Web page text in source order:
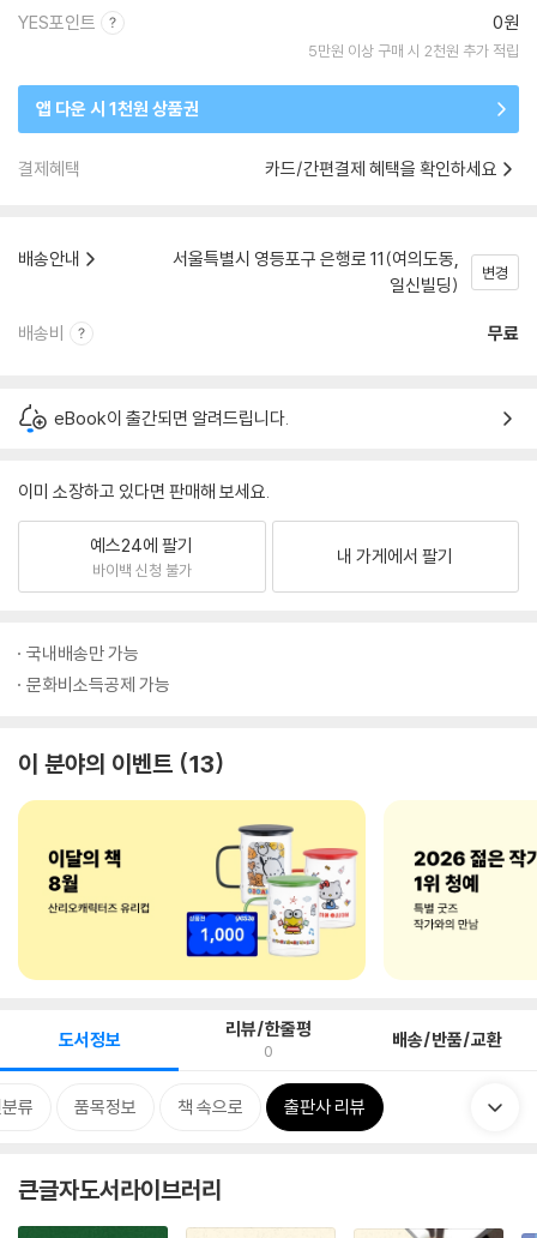
YES포인트 0원
5만원 이상 구매 시 2천원 추가 적립
앱 다운 시 1천원 상품권
결제혜택 카드/간편결제 혜택을 확인하세요
배송안내
서울특별시 영등포구 은행로 11(여의도동,
일신빌딩)
변경
배송비 무료
eBook이 출간되면 알려드립니다.
이미 소장하고 있다면 판매해 보세요.
예스24에 팔기
바이백 신청 불가
내 가게에서 팔기
국내배송만 가능
문화비소득공제 가능
이 분야의 이벤트 13
도서정보 리뷰/한줄평
0 배송/반품/교환
류 품목정보 책 속으로 출판사 리뷰
큰글자도서라이브러리